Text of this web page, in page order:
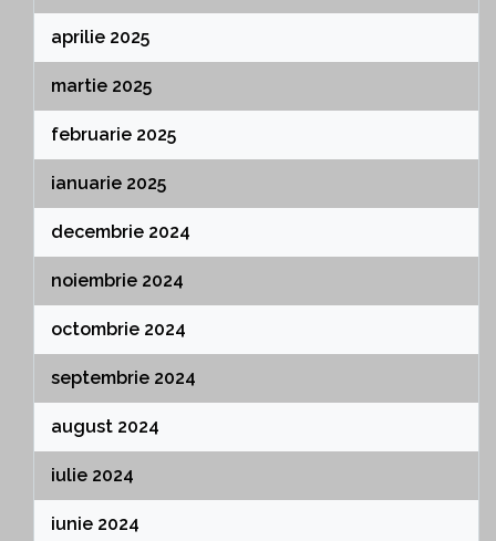
aprilie 2025
martie 2025
februarie 2025
ianuarie 2025
decembrie 2024
noiembrie 2024
octombrie 2024
septembrie 2024
august 2024
iulie 2024
iunie 2024